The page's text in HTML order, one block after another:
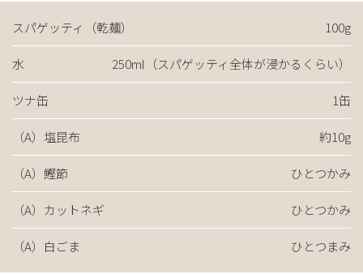
スパゲッティ（乾麺） 100g
水 250ml（スパゲッティ全体が浸かるくらい）
ツナ缶 1缶
（A）塩昆布 約10g
（A）鰹節 ひとつかみ
（A）カットネギ ひとつかみ
（A）白ごま ひとつまみ